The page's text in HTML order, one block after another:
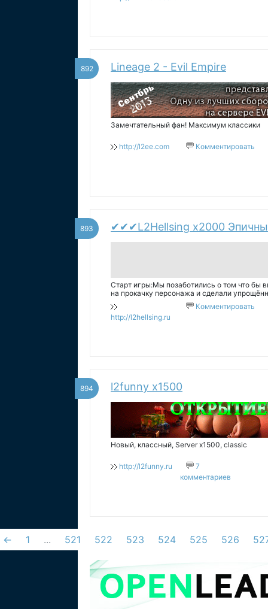
892 Lineage 2 - Evil Empire
Замечтательный фан! Максимум классики
http://l2ee.com Комментировать
893 ✔✔✔L2Hellsing x2000
Старт игры:Мы позаботились о том что бы
на прокачку персонажа и сделали
Саб-класс можно брать без квеста,
саб-класс, Вы имеете возможно
http://l2hellsing.ru
Комментировать
894 l2funny x1500
Новый, классный, Server x1500, classic
http://l2funny.ru
7
комментариев
← 1 ... 521 522 523 524 525 526